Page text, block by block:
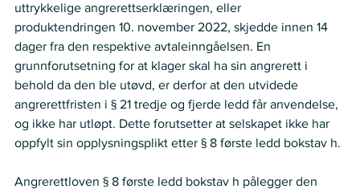
uttrykkelige angrerettserklæringen, eller
produktendringen 10. november 2022, skjedde innen 14
dager fra den respektive avtaleinngåelsen. En
grunnforutsetning for at klager skal ha sin angrerett i
behold da den ble utøvd, er derfor at den utvidede
angrerettfristen i § 21 tredje og fjerde ledd får anvendelse,
og ikke har utløpt. Dette forutsetter at selskapet ikke har
oppfylt sin opplysningsplikt etter § 8 første ledd bokstav h.
Angrerettloven § 8 første ledd bokstav h pålegger den